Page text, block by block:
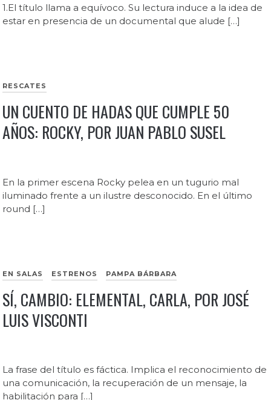
1.El título llama a equívoco. Su lectura induce a la idea de
estar en presencia de un documental que alude […]
RESCATES
UN CUENTO DE HADAS QUE CUMPLE 50
AÑOS: ROCKY, POR JUAN PABLO SUSEL
En la primer escena Rocky pelea en un tugurio mal
iluminado frente a un ilustre desconocido. En el último
round […]
EN SALAS ESTRENOS PAMPA BÁRBARA
SÍ, CAMBIO: ELEMENTAL, CARLA, POR JOSÉ
LUIS VISCONTI
La frase del título es fáctica. Implica el reconocimiento de
una comunicación, la recuperación de un mensaje, la
habilitación para […]